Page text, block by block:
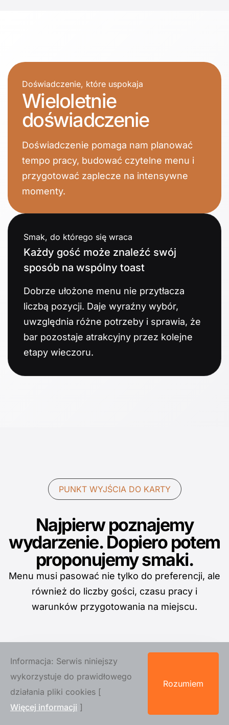
Doświadczenie, które uspokaja
Wieloletnie
doświadczenie
Doświadczenie pomaga nam planować
tempo pracy, budować czytelne menu i
przygotować zaplecze na intensywne
momenty.
Smak, do którego się wraca
Każdy gość może znaleźć swój
sposób na wspólny toast
Dobrze ułożone menu nie przytłacza
liczbą pozycji. Daje wyraźny wybór,
uwzględnia różne potrzeby i sprawia, że
bar pozostaje atrakcyjny przez kolejne
etapy wieczoru.
PUNKT WYJŚCIA DO KARTY
Najpierw poznajemy
wydarzenie. Dopiero potem
proponujemy smaki.
Menu musi pasować nie tylko do preferencji, ale
również do liczby gości, czasu pracy i
warunków przygotowania na miejscu.
Termin i sala
Adres oraz warunki obiektu pozwalają osadzić
pomysł w realnym planie pracy.
Informacja: Serwis niniejszy
wykorzystuje do prawidłowego
działania pliki cookies [
Więcej informacji ]
Rozumiem